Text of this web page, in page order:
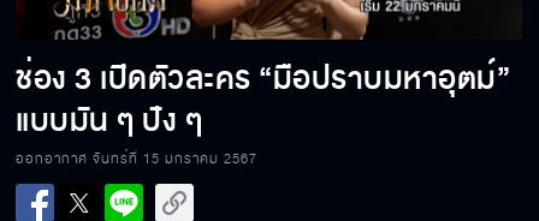
ช่อง 3 เปิดตัวละคร “มือปราบมหาอุตม์”
แบบมัน ๆ ปัง ๆ
ออกอากาศ จันทร์ที่ 15 มกราคม 2567
ถ้าจำเป็นฉันก็จะทำ